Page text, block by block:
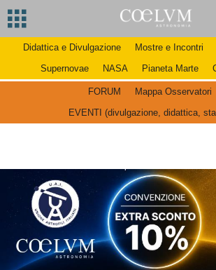
Didattica e Divulgazione Mostre e Incontri
Supernovae
NASA Pianeta Marte
FORUM
Mappa Osservatori
EVENTI (divulgazione, didattica,